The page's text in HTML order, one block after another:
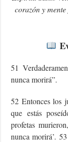
corazón y
51
nunca morirá”.
52 Entonces los
que estás
profetas
nunca morirá’.